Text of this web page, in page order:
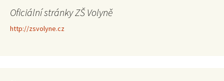
Oficiální stránky ZŠ Volyně
http://zsvolyne.cz